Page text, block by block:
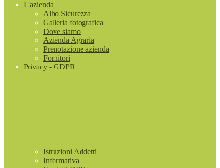
L'azienda
Albo Sicurezza
Galleria fotografica
Dove siamo
Azienda Agraria
Prenotazione azienda
Fornitori
Privacy - GDPR
Istruzioni Addetti
Informativa